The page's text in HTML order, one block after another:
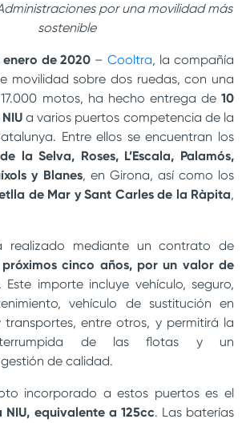
por una movilidad más
sostenible
enero de 2020 –Cooltra, la compañía
movilidad sobre dos ruedas, con una
motos, ha hecho entrega de 10
a varios puertos competencia de la
Entre ellos se encuentran los
la Selva, Roses, L’Escala, Palamós,
y Blanes, en Girona, así como los
de Mar y Sant Carles de la Ràpita,
realizado mediante un contrato de
cinco años, por un valor de
Este importe incluye vehículo, seguro,
vehículo de sustitución en
entre otros, y permitirá la
de las flotas y un
de calidad.
incorporado a estos puertos es el
NIU, equivalente a 125cc. Las baterías